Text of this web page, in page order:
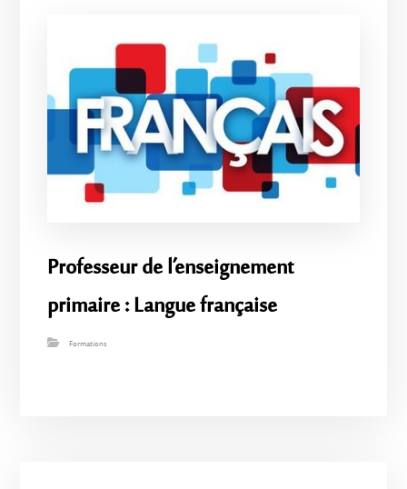
Professeur de l’enseignement
primaire : Langue française
Formations